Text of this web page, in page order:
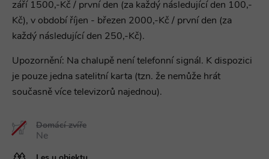
září 1500,-Kč / první den (za každý následující den 100,-
Kč), v období říjen - březen 2000,-Kč / první den (za
každý následující den 250,-Kč).
Upozornění: Na chalupě není telefonní signál. K dispozici
je pouze jedna satelitní karta (tzn. že nemůže hrát
současně více televizorů najednou).
Domácí zvíře
Ne